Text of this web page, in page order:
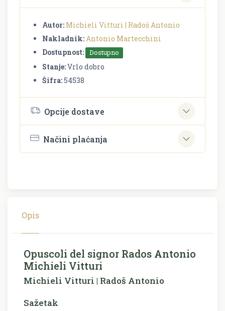
Autor: Michieli Vitturi | Radoš Antonio
Nakladnik:Antonio Martecchini
Dostupnost:
Dostupno
Stanje:Vrlo dobro
Šifra:54538
Opcije dostave
Načini plaćanja
Opis
Opuscoli del signor Rados Antonio
Michieli Vitturi
Michieli Vitturi | Radoš Antonio
Sažetak